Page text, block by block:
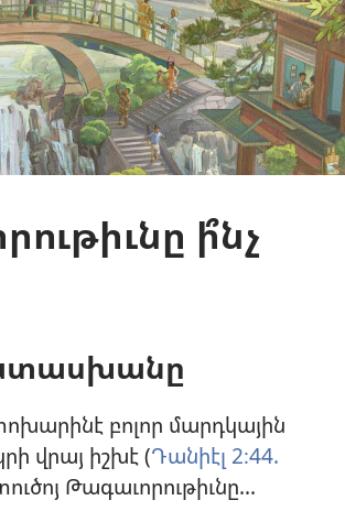
ի՞նչ
բոլոր մարդկային
վրայ իշխէ (Դանիէլ 2։44.
Թագաւորութիւնը...